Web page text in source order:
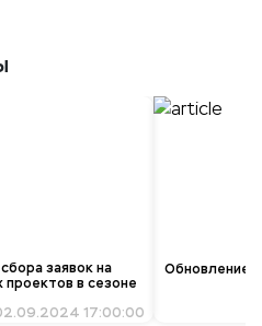
заявок на
проектов в сезоне
17:00:00
Обновление